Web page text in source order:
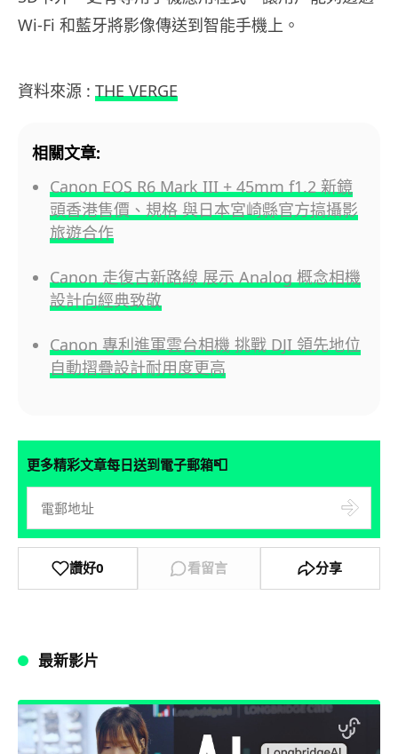
Wi-Fi 和藍牙將影像傳送到智能手機上。
資料來源 : THE VERGE
相關文章:
Canon EOS R6 Mark III + 45mm f1.2 新鏡
頭香港售價、規格 與日本宮崎縣官方搞攝影
旅遊合作
Canon 走復古新路線 展示 Analog 概念相機
設計向經典致敬
Canon 專利進軍雲台相機 挑戰 DJI 領先地位
自動摺疊設計耐用度更高
更多精彩文章每日送到電子郵箱📮
讚好0 看留言 分享
最新影片